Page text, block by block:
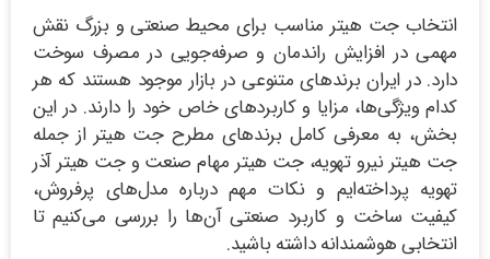
انتخاب جت هیتر مناسب برای محیط صنعتی و بزرگ نقش
مهمی در افزایش راندمان و صرفه‌جویی در مصرف سوخت
دارد. در ایران برندهای متنوعی در بازار موجود هستند که هر
کدام ویژگی‌ها، مزایا و کاربردهای خاص خود را دارند. در این
بخش، به معرفی کامل برندهای مطرح جت هیتر از جمله
جت هیتر نیرو تهویه، جت هیتر مهام صنعت و جت هیتر آذر
تهویه پرداخته‌ایم و نکات مهم درباره مدل‌های پرفروش،
کیفیت ساخت و کاربرد صنعتی آن‌ها را بررسی می‌کنیم تا
انتخابی هوشمندانه داشته باشید.